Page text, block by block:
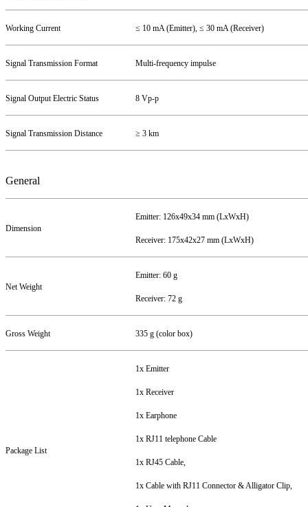
Working Current ≤ 10 mA(Emitter), ≤ 30 mA (Receiver)
Signal Transmission Format Multi-frequency impulse
Signal Output Electric Status 8 Vp-p
Signal Transmission Distance ≥ 3 km
General
Dimension
Emitter: 126x49x34 mm (LxWxH)
Receiver: 175x42x27 mm (LxWxH)
Net Weight
Emitter: 60 g
Receiver: 72 g
Gross Weight 335 g (color box)
Package List
1x Emitter
1x Receiver
1x Earphone
1x RJ11 telephone Cable
1x RJ45 Cable,
1x Cable with RJ11 Connector & Alligator Clip,